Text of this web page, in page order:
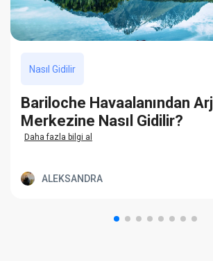
Nasıl Gidilir
Bariloche Havaalanından
Merkezine Nasıl Gidilir?
Daha fazla bilgi al
ALEKSANDRA